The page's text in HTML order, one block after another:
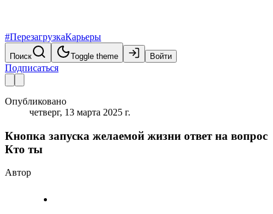
#ПерезагрузкаКарьеры
Поиск Toggle theme Войти
Подписаться
Опубликовано
четверг, 13 марта 2025 г.
Кнопка запуска желаемой жизни ответ на вопрос
Кто ты
Автор